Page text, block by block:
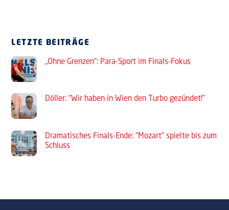
LETZTE BEITRÄGE
„Ohne Grenzen“: Para-Sport im Finals-Fokus
Döller: “Wir haben in Wien den Turbo gezündet!”
Dramatisches Finals-Ende: “Mozart” spielte bis zum
Schluss